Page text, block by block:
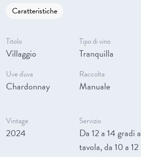
Caratteristiche
Titolo
Villaggio
Tipo di vino
Tranquilla
Uve d'uva
Chardonnay
Raccolta
Manuale
Vintage
2024
Servizio
Da 12 a 14 gradi a
tavola, da 10 a 12